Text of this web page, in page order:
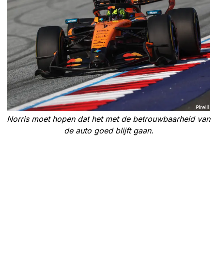
Norris moet hopen dat het met de betrouwbaarheid van
de auto goed blijft gaan.